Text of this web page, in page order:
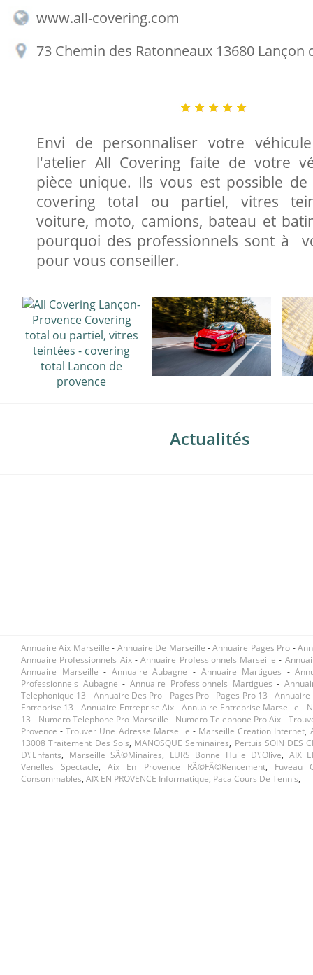
www.all-covering.com
73 Chemin des Ratonneaux 13680 Lançon
Envi de personnaliser votre
l'atelier All Covering faite de votre
pièce unique. Ils vous est possible
covering total ou partiel, vitres
voiture, moto, camions, bateau et
pourquoi des professionnels sont à
pour vous conseiller.
Actualités
Annuaire Aix Marseille - Annuaire De Marseille -Annuaire Pages Pro -
Annuaire Professionnels Aix -Annuaire Professionnels Marseille -
Annuaire Marseille - Annuaire Aubagne - Annuaire Martigues -
Professionnels Aubagne -Annuaire Professionnels Martigues -
Telephonique 13 - Annuaire Des Pro- Pages Pro- Pages Pro 13 -Annuaire
Entreprise 13 -Annuaire Entreprise Aix -Annuaire Entreprise Marseille -
13 - Numero Telephone Pro Marseille - Numero Telephone Pro Aix-
Provence -Trouver Une Adresse Marseille - Marseille Creation Internet,
13008 Traitement Des Sols, MANOSQUE Seminaires, Pertuis SOIN DES
D\'enfants, Marseille SÃ©minaires, LURS Bonne Huile D\'olive, AIX
Venelles Spectacle,Aix En Provence RÃ©fÃ©rencement, Fuveau
Consommables, AIX EN PROVENCE Informatique, Paca Cours De Tennis,